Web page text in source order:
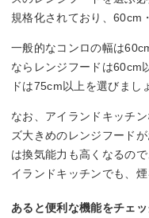
規格化されており、60cm
一般的なコンロの幅は
ならレンジフードは60cm
ドは75cm以上を選びまし
なお、アイランドキッチ
ズ大きめのレンジフード
は換気能力も高くなるの
イランドキッチンでも、
あると便利な機能をチェッ